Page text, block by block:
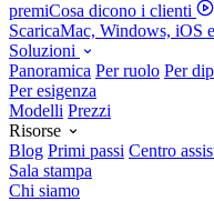
premiCosa dicono i clienti
ScaricaMac, Windows, iOS
Soluzioni
Panoramica Per ruolo Per
Per esigenza
Modelli Prezzi
Risorse
Blog Primi passi Centro
Sala stampa
Chi siamo